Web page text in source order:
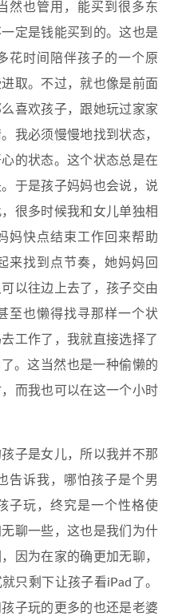
然也管用，能买到很多东
定是钱能买到的。这也是
花时间陪伴孩子的一个原
取。不过，就也像是前面
喜欢孩子，跟她玩过家家
我必须慢慢地找到状态，
的状态。这个状态总是在
于是孩子妈妈也会说，说
很多时候我和女儿单独相
妈快点结束工作回来帮助
来找到点节奏，她妈妈回
以往边上去了，孩子交由
至也懒得找寻那样一个状
工作了，我就直接选择了
。这当然也是一种偷懒的
而我也可以在这一个小时
子是女儿，所以我并不那
告诉我，哪怕孩子是个男
子玩，终究是一个性格使
聊一些，这也是我们为什
因为在家的确更加无聊，
只剩下让孩子看iPad了。
子玩的更多的也还是老婆